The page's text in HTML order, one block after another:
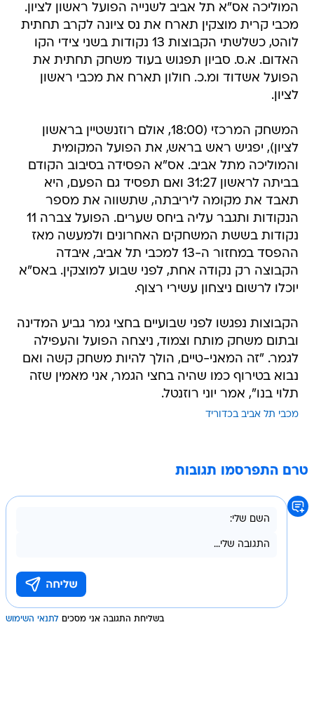
המוליכה אס"א תל אביב לשנייה הפועל ראשון לציון.
מכבי קרית מוצקין תארח את נס ציונה לקרב תחתית
לוהט, כשלשתי הקבוצות 13 נקודות בשני צידי הקו
האדום. א.ס. סביון תפגוש בעוד משחק תחתית את
הפועל אשדוד ומ.כ. חולון תארח את מכבי ראשון
לציון.
המשחק המרכזי (18:00, אולם רוזנשטיין בראשון
לציון), יפגיש ראש בראש, את הפועל המקומית
והמוליכה מתל אביב. אס"א הפסידה בסיבוב הקודם
בביתה לראשון 31:27 ואם תפסיד גם הפעם, היא
תאבד את מקומה ליריבתה, שתשווה את מספר
הנקודות ותגבר עליה ביחס שערים. הפועל צברה 11
נקודות בששת המשחקים האחרונים ולמעשה מאז
ההפסד במחזור ה-13 למכבי תל אביב, איבדה
הקבוצה רק נקודה אחת, לפני שבוע למוצקין. באס"א
יוכלו לרשום ניצחון עשירי רצוף.
הקבוצות נפגשו לפני שבועיים בחצי גמר גביע המדינה
ובתום משחק מותח וצמוד, ניצחה הפועל והעפילה
לגמר. "זה המאני-טיים, הולך להיות משחק קשה ואם
נבוא בטירוף כמו שהיה בחצי הגמר, אני מאמין שזה
תלוי בנו", אמר יוני רוזנטל.
מכבי תל אביב בכדוריד
טרם התפרסמו תגובות
בשליחת התגובה אני מסכים לתנאי השימוש